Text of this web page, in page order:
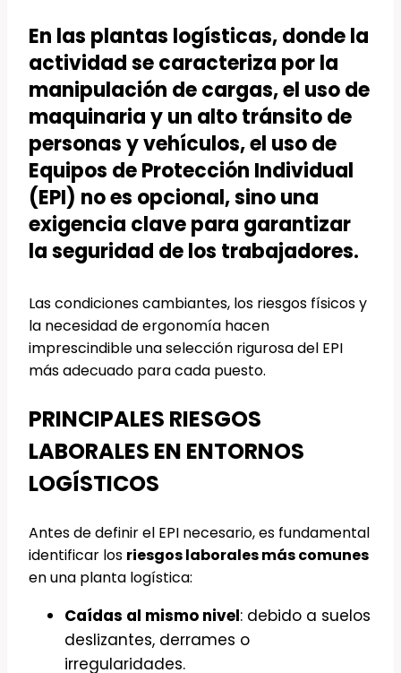
En las plantas logísticas, donde la
actividad se caracteriza por la
manipulación de cargas, el uso de
maquinaria y un alto tránsito de
personas y vehículos, el uso de
Equipos de Protección Individual
(EPI) no es opcional, sino una
exigencia clave para garantizar
la seguridad de los trabajadores.
Las condiciones cambiantes, los riesgos físicos y
la necesidad de ergonomía hacen
imprescindible una selección rigurosa del EPI
más adecuado para cada puesto.
PRINCIPALES RIESGOS
LABORALES EN ENTORNOS
LOGÍSTICOS
Antes de definir el EPI necesario, es fundamental
identificar los riesgos laborales más comunes
en una planta logística:
Caídas al mismo nivel: debido a suelos
deslizantes, derrames o
irregularidades.